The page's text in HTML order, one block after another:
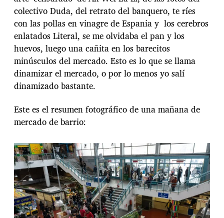
colectivo Duda, del retrato del banquero, te ríes
con las pollas en vinagre de Espania y los cerebros
enlatados Literal, se me olvidaba el pan y los
huevos, luego una cañita en los barecitos
minúsculos del mercado. Esto es lo que se llama
dinamizar el mercado, o por lo menos yo salí
dinamizado bastante.
Este es el resumen fotográfico de una mañana de
mercado de barrio: